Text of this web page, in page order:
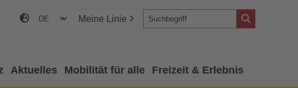
Meine Linie
Aktuelles Mobilität für alle Freizeit & Erlebnis